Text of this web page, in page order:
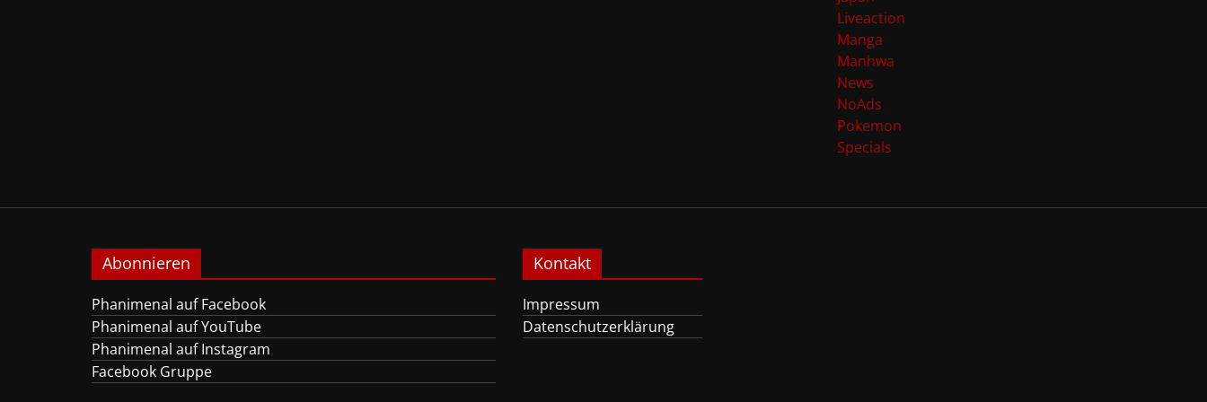
Liveaction
Manga
Manhwa
News
NoAds
Pokemon
Specials
Abonnieren
Phanimenal auf Facebook
Phanimenal auf YouTube
Phanimenal auf Instagram
Facebook Gruppe
Kontakt
Impressum
Datenschutzerklärung